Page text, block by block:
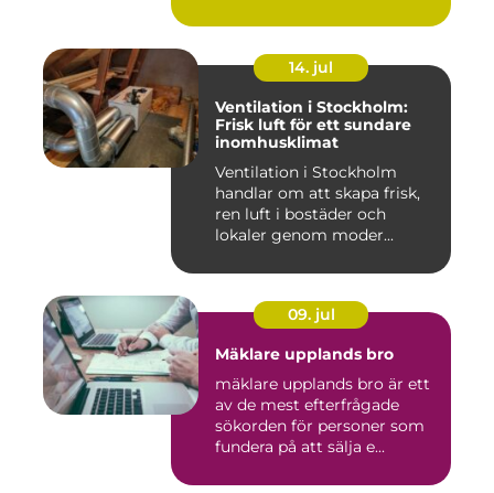
14. jul
Ventilation i Stockholm:
Frisk luft för ett sundare
inomhusklimat
Ventilation i Stockholm
handlar om att skapa frisk,
ren luft i bostäder och
lokaler genom moder...
09. jul
Mäklare upplands bro
mäklare upplands bro är ett
av de mest efterfrågade
sökorden för personer som
fundera på att sälja e...